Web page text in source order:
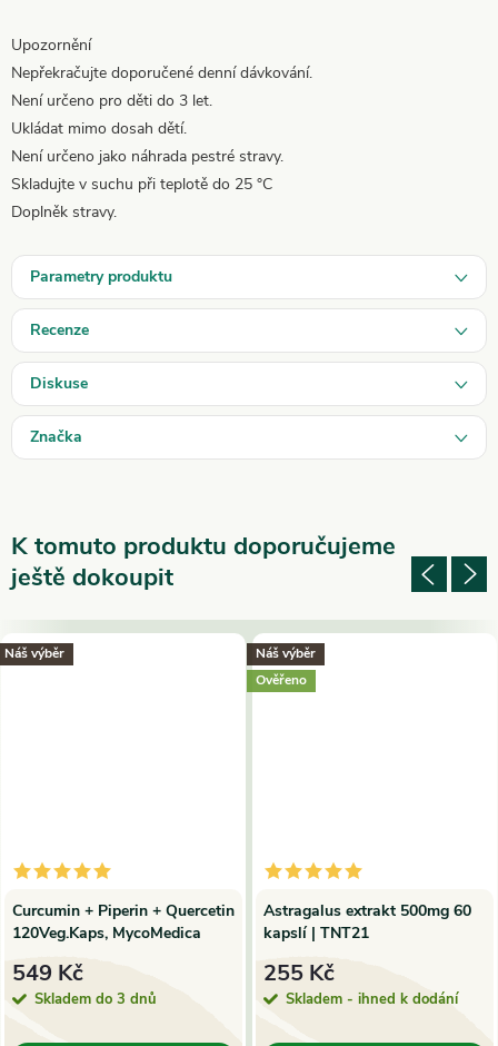
Upozornění
Nepřekračujte doporučené denní dávkování.
Není určeno pro děti do 3 let.
Ukládat mimo dosah dětí.
Není určeno jako náhrada pestré stravy.
Skladujte v suchu při teplotě do 25 °C
Doplněk stravy.
Parametry produktu
Recenze
Diskuse
Značka
K tomuto produktu doporučujeme
ještě dokoupit
Náš výběr
Curcumin + Piperin + Quercetin
120Veg.Kaps, MycoMedica
549 Kč
Skladem do 3 dnů
Náš výběr
Ověřeno
Astragalus extrakt 500mg 60
kapslí | TNT21
255 Kč
Skladem - ihned k dodání